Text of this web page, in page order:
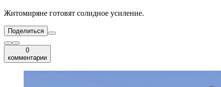
Житомиряне готовят солидное усиление.
Поделиться
0
комментарии